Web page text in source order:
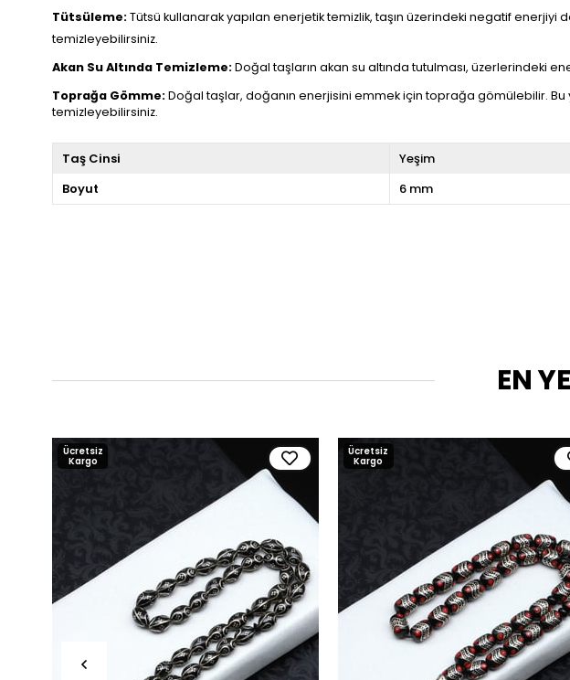
Tütsüleme:Tütsü kullanarak yapılan enerjetik temizlik, taşın üzerindeki negatif enerjiyi
temizleyebilirsiniz.
Akan Su Altında Temizleme:Doğal taşların akan su altında tutulması, üzerlerindeki
Toprağa Gömme:Doğal taşlar, doğanın enerjisini emmek için toprağa gömülebilir. Bu
temizleyebilirsiniz.
Taş Cinsi
Yeşim
Boyut
6 mm
EN
Ücretsiz
Kargo
Ücretsiz
Kargo